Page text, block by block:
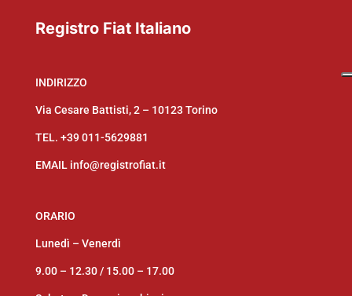
Registro Fiat Italiano
INDIRIZZO
Via Cesare Battisti, 2 – 10123 Torino
TEL. +39 011-5629881
EMAIL info@registrofiat.it
ORARIO
Lunedì – Venerdì
9.00 – 12.30 / 15.00 – 17.00